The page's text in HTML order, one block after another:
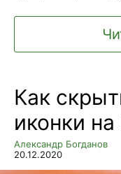
Как
иконки
Александр Богданов
20.12.2020